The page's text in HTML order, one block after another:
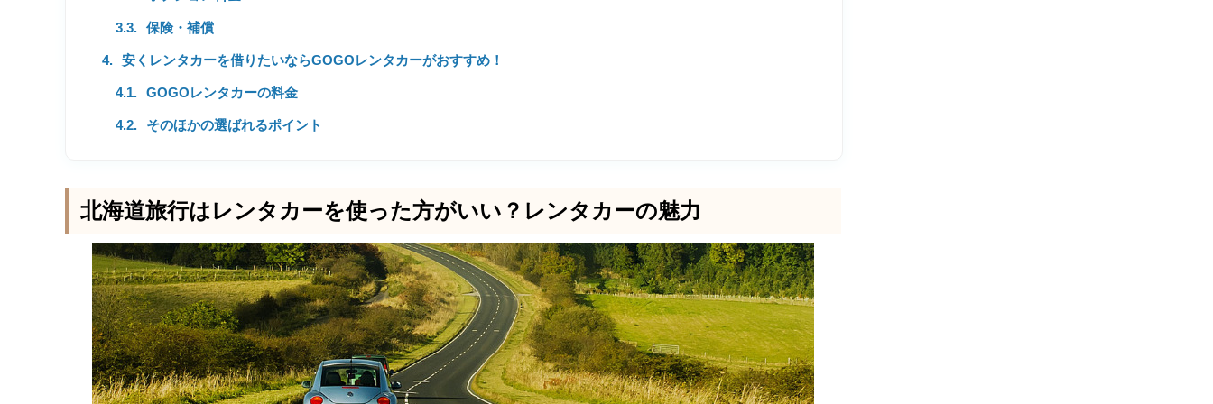
保険・補償
安くレンタカーを借りたいならGOGOレンタカーがおすすめ！
GOGOレンタカーの料金
そのほかの選ばれるポイント
北海道旅行はレンタカーを使った方がいい？レンタカーの魅力